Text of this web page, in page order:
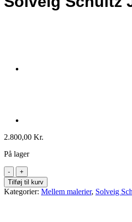
2.800,00 Kr.
På lager
Solveig
Schultz
Jeg
tror
Tilføj til kurv
Kategorier: Mellem malerier, Solveig